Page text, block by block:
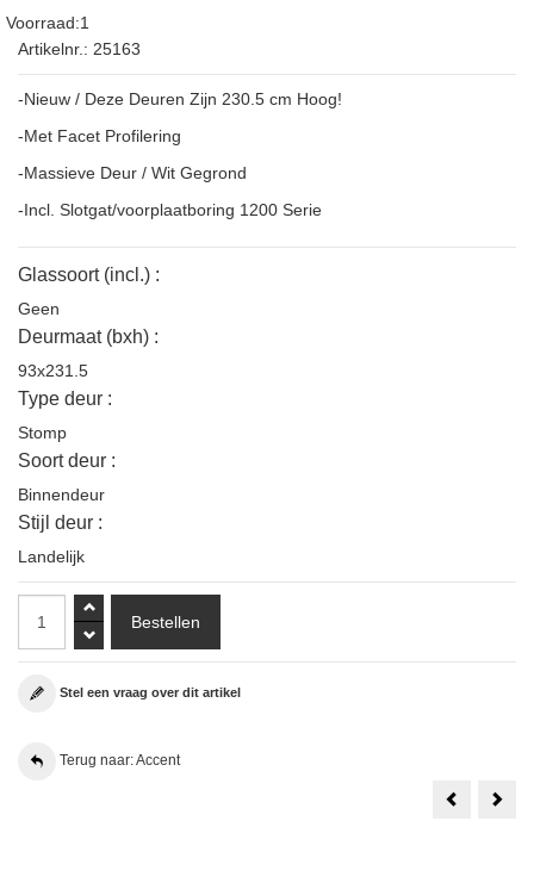
Voorraad:1
Artikelnr.: 25163
-Nieuw / Deze Deuren Zijn 230.5 cm Hoog!
-Met Facet Profilering
-Massieve Deur / Wit Gegrond
-Incl. Slotgat/voorplaatboring 1200 Serie
Glassoort (incl.) :
Geen
Deurmaat (bxh) :
93x231.5
Type deur :
Stomp
Soort deur :
Binnendeur
Stijl deur :
Landelijk
Stel een vraag over dit artikel
Terug naar: Accent
Skantrae
Accent